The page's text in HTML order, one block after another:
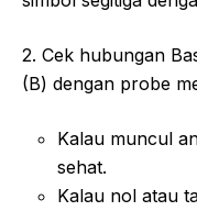
2. Cek hubungan
(B) dengan probe
Kalau muncul
sehat.
Kalau nol atau